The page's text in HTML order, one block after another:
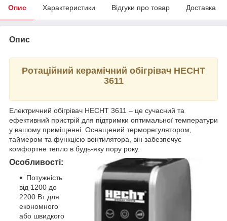
Опис Характеристики Відгуки про товар Доставка
Опис
Ротаційний керамічний обігрівач HECHT
3611
Електричний обігрівач HECHT 3611 – це сучасний та
ефективний пристрій для підтримки оптимальної температури
у вашому приміщенні. Оснащений терморегулятором,
таймером та функцією вентилятора, він забезпечує
комфортне тепло в будь-яку пору року.
Особливості:
Потужність
від 1200 до
2200 Вт для
економного
або швидкого